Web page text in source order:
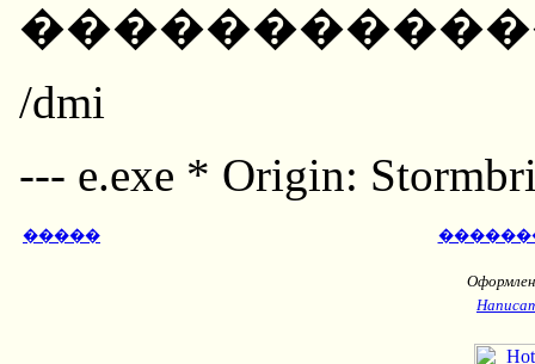
/dmi
--- e.exe * Origin:
�����